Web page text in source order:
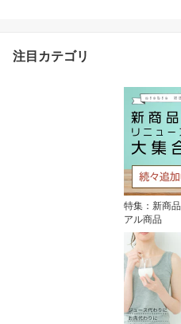
注目カテゴリ
特集：新商
アル商品